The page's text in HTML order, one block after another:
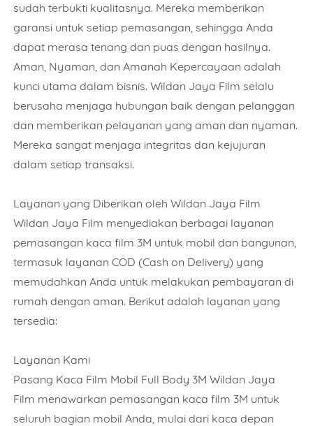
sudah terbukti kualitasnya. Mereka memberikan
garansi untuk setiap pemasangan, sehingga Anda
dapat merasa tenang dan puas dengan hasilnya.
Aman, Nyaman, dan Amanah Kepercayaan adalah
kunci utama dalam bisnis. Wildan Jaya Film selalu
berusaha menjaga hubungan baik dengan pelanggan
dan memberikan pelayanan yang aman dan nyaman.
Mereka sangat menjaga integritas dan kejujuran
dalam setiap transaksi.
Layanan yang Diberikan oleh Wildan Jaya Film
Wildan Jaya Film menyediakan berbagai layanan
pemasangan kaca film 3M untuk mobil dan bangunan,
termasuk layanan COD (Cash on Delivery) yang
memudahkan Anda untuk melakukan pembayaran di
rumah dengan aman. Berikut adalah layanan yang
tersedia:
Layanan Kami
Pasang Kaca Film Mobil Full Body 3M Wildan Jaya
Film menawarkan pemasangan kaca film 3M untuk
seluruh bagian mobil Anda, mulai dari kaca depan